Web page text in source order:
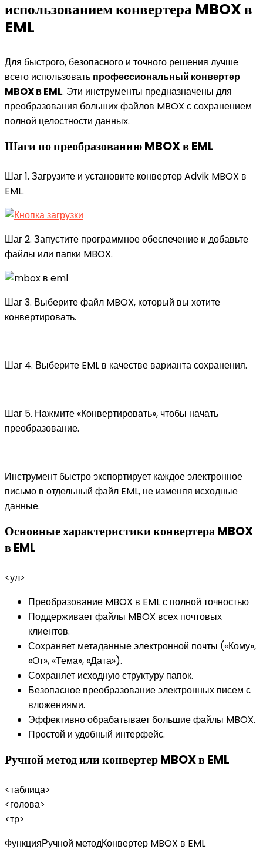
использованием конвертера MBOX в
EML
Для быстрого, безопасного и точного решения лучше
всего использовать профессиональный конвертер
MBOX в EML. Эти инструменты предназначены для
преобразования больших файлов MBOX с сохранением
полной целостности данных.
Шаги по преобразованию MBOX в EML
Шаг 1. Загрузите и установите конвертер Advik MBOX в
EML.
Шаг 2. Запустите программное обеспечение и добавьте
файлы или папки MBOX.
Шаг 3. Выберите файл MBOX, который вы хотите
конвертировать.
Шаг 4. Выберите EML в качестве варианта сохранения.
Шаг 5. Нажмите «Конвертировать», чтобы начать
преобразование.
Инструмент быстро экспортирует каждое электронное
письмо в отдельный файл EML, не изменяя исходные
данные.
Основные характеристики конвертера MBOX
в EML
<ул>
Преобразование MBOX в EML с полной точностью
Поддерживает файлы MBOX всех почтовых
клиентов.
Сохраняет метаданные электронной почты («Кому»,
«От», «Тема», «Дата»).
Сохраняет исходную структуру папок.
Безопасное преобразование электронных писем с
вложениями.
Эффективно обрабатывает большие файлы MBOX.
Простой и удобный интерфейс.
Ручной метод или конвертер MBOX в EML
<таблица>
<голова>
<тр>
ФункцияРучной методКонвертер MBOX в EML